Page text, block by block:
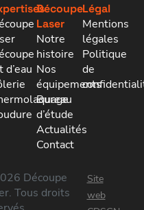
d’eau
Découpe
Laser
Notre
histoire
Nos
équipements
Bureau
d’étude
Actualités
Contact
Légal
Mentions
légales
Politique
de
Découpe
Tous droits
Site
web